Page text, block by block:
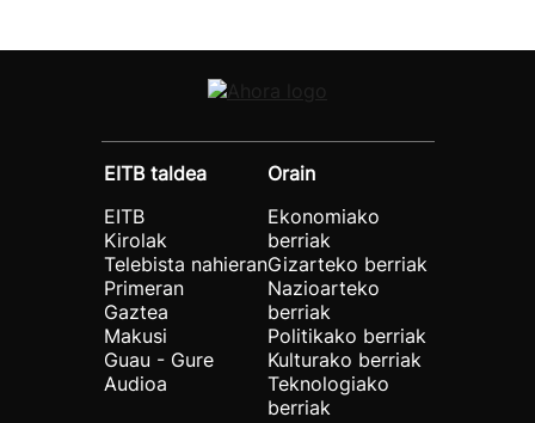
EITB taldea
EITB
Kirolak
Telebista nahieran
Primeran
Gaztea
Makusi
Guau - Gure
Audioa
Orain
Ekonomiako
berriak
Gizarteko berriak
Nazioarteko
berriak
Politikako berriak
Kulturako berriak
Teknologiako
berriak